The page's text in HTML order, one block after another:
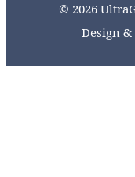
© 2026
Design